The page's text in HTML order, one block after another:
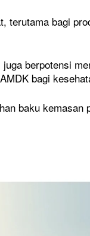
terutama bagi
berpotensi
bagi
baku kemasan